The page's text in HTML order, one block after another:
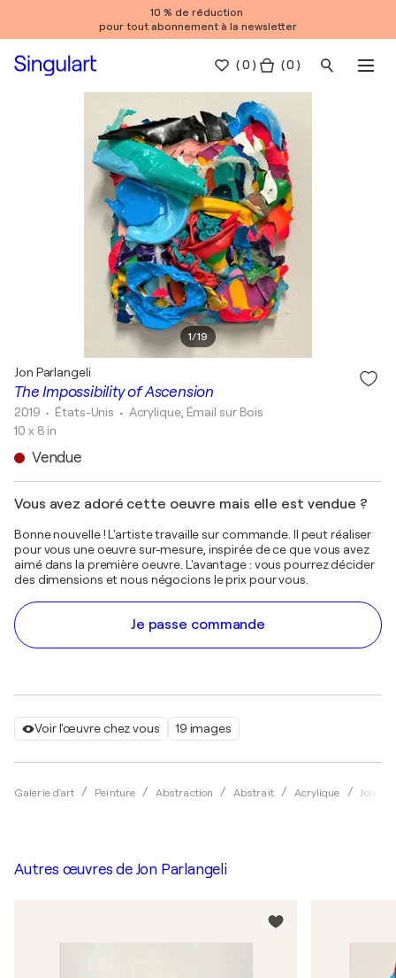
10 % de réduction
pour tout abonnement à la newsletter
(0 ) ( 0 )
1/19
Voir l'œuvre chez vous 19 images
Galerie d'art Peinture Abstraction Abstrait Acrylique Jon
The Impossibility of Ascension
Jon Parlangeli
2019 • États-Unis • Acrylique, Émail sur Bois
10 x 8 in
Vendue
Vous avez adoré cette oeuvre mais elle est vendue ?
Bonne nouvelle ! L'artiste travaille sur commande. Il peut réaliser
pour vous une oeuvre sur-mesure, inspirée de ce que vous avez
aimé dans la première oeuvre. L'avantage : vous pourrez décider
des dimensions et nous négocions le prix pour vous.
Je passe commande
Autres œuvres de Jon Parlangeli